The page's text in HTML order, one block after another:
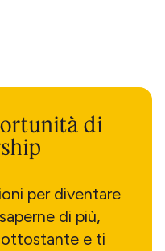
di
per diventare
di più,
e ti